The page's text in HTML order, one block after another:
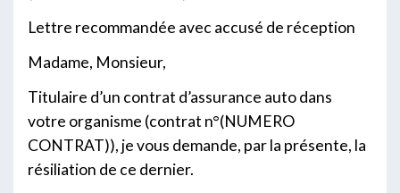
Lettre recommandée avec accusé de réception
Madame, Monsieur,
Titulaire d’un contrat d’assurance auto dans
votre organisme (contrat n°(NUMERO
CONTRAT)), je vous demande, par la présente, la
résiliation de ce dernier.